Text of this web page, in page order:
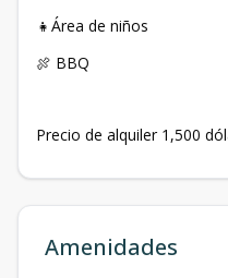
👧Área de niños
🍖 BBQ
Precio de alquiler 1,500
Amenidades